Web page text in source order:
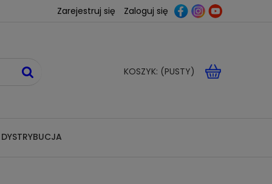
Zarejestruj się Zaloguj się
KOSZYK: (PUSTY)